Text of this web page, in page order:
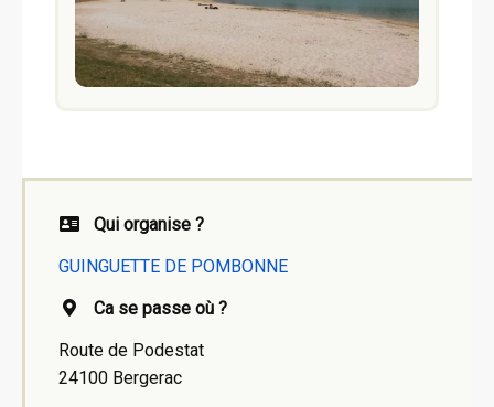
Qui organise ?
GUINGUETTE DE POMBONNE
Ca se passe où ?
Route de Podestat
24100 Bergerac